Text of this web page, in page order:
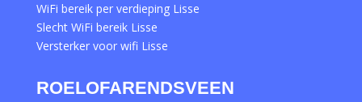
WiFi bereik per verdieping Lisse
Slecht WiFi bereik Lisse
Versterker voor wifi Lisse
ROELOFARENDSVEEN